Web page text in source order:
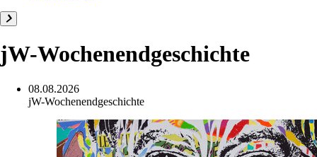
jW-Wochenendgeschichte
08.08.2026
jW-Wochenendgeschichte